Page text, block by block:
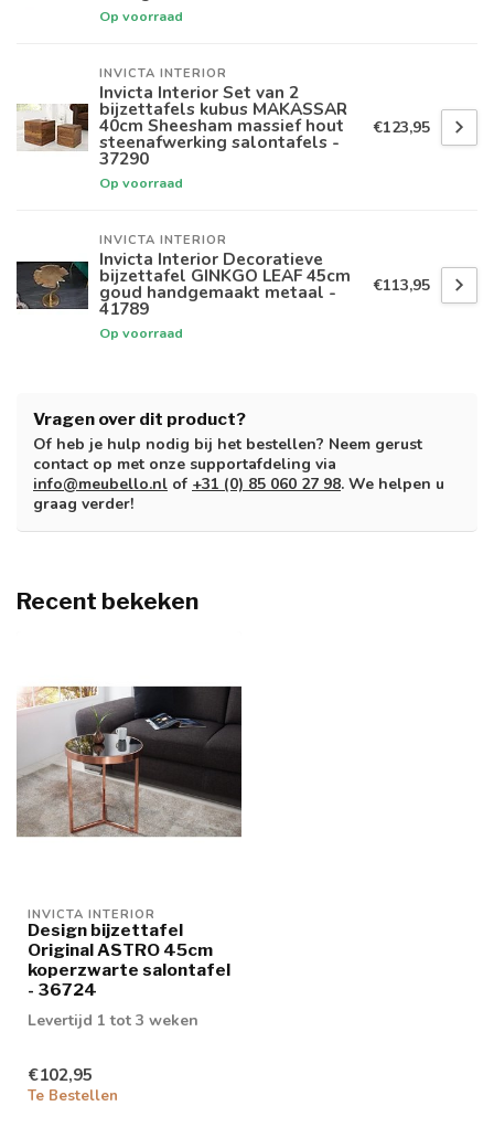
Op voorraad
INVICTA INTERIOR
Invicta Interior Set van 2
bijzettafels kubus MAKASSAR
40cm Sheesham massief hout
steenafwerking salontafels -
37290
Op voorraad
€123,95
INVICTA INTERIOR
Invicta Interior Decoratieve
bijzettafel GINKGO LEAF 45cm
goud handgemaakt metaal -
41789
Op voorraad
€113,95
Vragen over dit product?
Of heb je hulp nodig bij het bestellen? Neem gerust
contact op met onze supportafdeling via
info@meubello.nl of +31 (0) 85 060 27 98. We helpen u
graag verder!
Recent bekeken
INVICTA INTERIOR
Design bijzettafel
Original ASTRO 45cm
koperzwarte salontafel
- 36724
Levertijd 1 tot 3 weken
€102,95
Te Bestellen